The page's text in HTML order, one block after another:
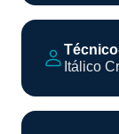
Itálico